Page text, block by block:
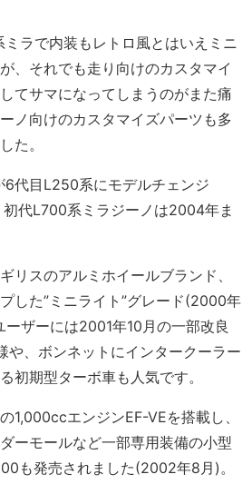
ラで内装もレトロ風とはいえミニ
、それでも走り向けのカスタマイ
てサマになってしまうのがまた痛
ノ向けのカスタマイズパーツも多
た。
代目L250系にモデルチェンジ
代L700系ミラジーノは2004年ま
リスのアルミホイールブランド、
した”ミニライト”グレード(2000年
ザーには2001年10月の一部改良
や、ボンネットにインタークーラー
初期型ターボ車も人気です。
1,000ccエンジンEF-VEを搭載し、
ーモールなど一部専用装備の小型
も発売されました(2002年8月)。